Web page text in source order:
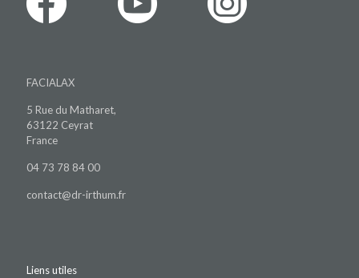
FACIALAX
5 Rue du Matharet,
63122 Ceyrat
France
04 73 78 84 00
contact@dr-irthum.fr
Liens utiles